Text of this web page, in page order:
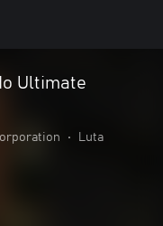
Ultimate
• Luta